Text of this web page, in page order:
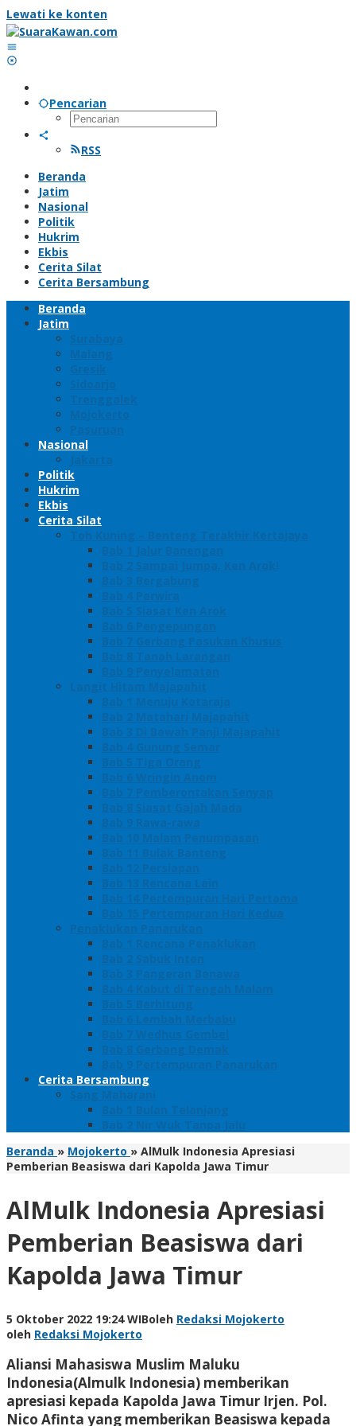
Lewati ke konten
Pencarian
RSS
Beranda
Jatim
Nasional
Politik
Hukrim
Ekbis
Cerita Silat
Cerita Bersambung
Beranda
Jatim
Surabaya
Malang
Gresik
Sidoarjo
Trenggalek
Mojokerto
Pasuruan
Nasional
Jakarta
Politik
Hukrim
Ekbis
Cerita Silat
Toh Kuning – Benteng Terakhir Kertajaya
Bab 1 Jalur Banengan
Bab 2 Sampai Jumpa, Ken Arok!
Bab 3 Bergabung
Bab 4 Perwira
Bab 5 Siasat Ken Arok
Bab 6 Pengepungan
Bab 7 Gerbang Pasukan Khusus
Bab 8 Tanah Larangan
Bab 9 Penyelamatan
Langit Hitam Majapahit
Bab 1 Menuju Kotaraja
Bab 2 Matahari Majapahit
Bab 3 Di Bawah Panji Majapahit
Bab 4 Gunung Semar
Bab 5 Tiga Orang
Bab 6 Wringin Anom
Bab 7 Pemberontakan Senyap
Bab 8 Siasat Gajah Mada
Bab 9 Rawa-rawa
Bab 10 Malam Penumpasan
Bab 11 Bulak Banteng
Bab 12 Persiapan
Bab 13 Rencana Lain
Bab 14 Pertempuran Hari Pertama
Bab 15 Pertempuran Hari Kedua
Penaklukan Panarukan
Bab 1 Rencana Penaklukan
Bab 2 Sabuk Inten
Bab 3 Pangeran Benawa
Bab 4 Kabut di Tengah Malam
Bab 5 Berhitung
Bab 6 Lembah Merbabu
Bab 7 Wedhus Gembel
Bab 8 Gerbang Demak
Bab 9 Pertempuran Panarukan
Cerita Bersambung
Sang Maharani
Bab 1 Bulan Telanjang
Bab 2 Nir Wuk Tanpa Jalu
Beranda » Mojokerto » AlMulk Indonesia Apresiasi
Pemberian Beasiswa dari Kapolda Jawa Timur
AlMulk Indonesia Apresiasi
Pemberian Beasiswa dari
Kapolda Jawa Timur
5 Oktober 2022 19:24 WIBoleh Redaksi Mojokerto
oleh Redaksi Mojokerto
Aliansi Mahasiswa Muslim Maluku
Indonesia(Almulk Indonesia) memberikan
apresiasi kepada Kapolda Jawa Timur Irjen. Pol.
Nico Afinta yang memberikan Beasiswa kepada